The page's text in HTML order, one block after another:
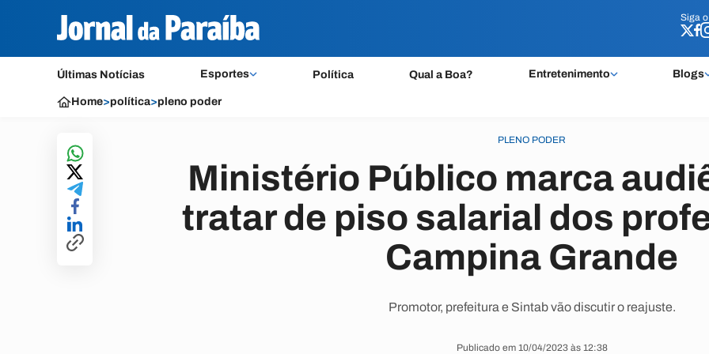
Siga o
Últimas Notícias Esportes Política Qual a Boa? Entretenimento Blogs
Siga o
Home>política>pleno poder
PLENO PODER
Ministério Público marca
tratar de piso salarial dos
Campina Grande
Promotor, prefeitura e Sintab vão discutir o reajuste.
Publicado em 10/04/2023 às 12:38